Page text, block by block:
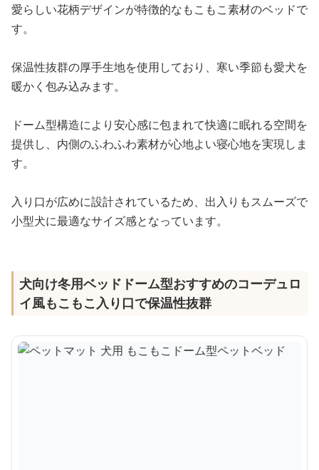
愛らしい花柄デザインが特徴的なもこもこ素材のベッドで
す。
保温性抜群の厚手生地を使用しており、寒い季節も愛犬を
暖かく包み込みます。
ドーム型構造により安心感に包まれて快適に眠れる空間を
提供し、内側のふわふわ素材が心地よい寝心地を実現しま
す。
入り口が広めに設計されているため、出入りもスムーズで
小型犬に最適なサイズ感となっています。
犬向け冬用ベッドドーム型おすすめのコーデュロ
イ風もこもこ入り口で保温性抜群